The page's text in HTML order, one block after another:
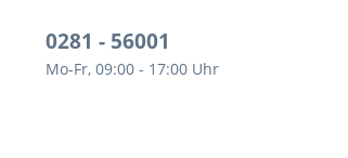
0281 - 56001
Mo-Fr, 09:00 - 17:00 Uhr